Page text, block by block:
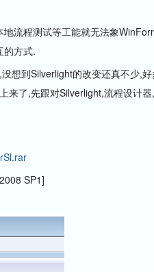
流程测试等工能就无法象
的方式.
想到Silverlight的改变还真不少,
来了,先跟对Silverlight,流程设计
SP1]